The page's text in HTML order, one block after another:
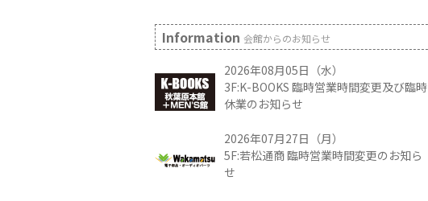
Information 会館からのお知らせ
2026年08月05日（水）
3F:K-BOOKS 臨時営業時間変更及び臨時
休業のお知らせ
2026年07月27日（月）
5F:若松通商 臨時営業時間変更のお知ら
せ